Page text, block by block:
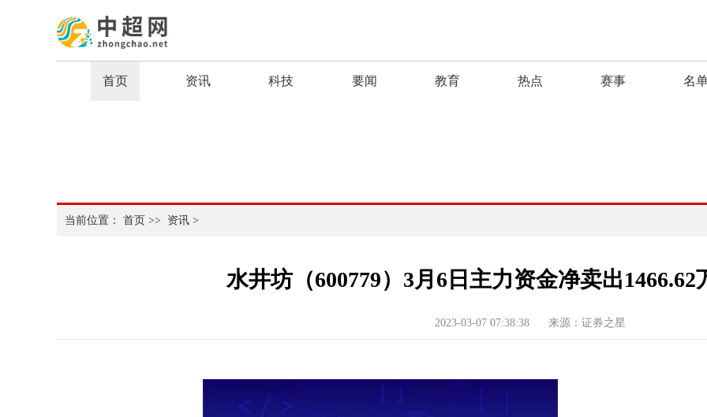
首页 资讯 科技 要闻 教育 热点 赛事 名
当前位置： 首页 >> 资讯 >
水井坊（600779）3月6日主力资金净卖出1466.62
2023-03-07 07:38:38 来源：证券之星